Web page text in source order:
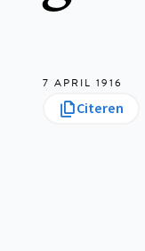
7 APRIL 1916
Citeren